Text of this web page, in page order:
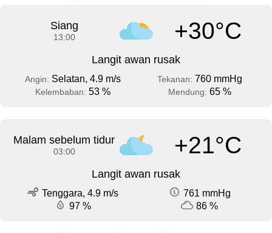
Siang
13:00 +30°C
Langit awan rusak
Angin: Selatan, 4.9 m/s Tekanan: 760 mmHg
Kelembaban: 53 % Mendung: 65 %
Malam sebelum tidur
03:00 +21°C
Langit awan rusak
Tenggara, 4.9 m/s
761 mmHg
97 %
86 %